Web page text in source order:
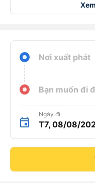
Nơi xuất phát
Bạn muốn đi
Ngày đi
T7, 08/08/